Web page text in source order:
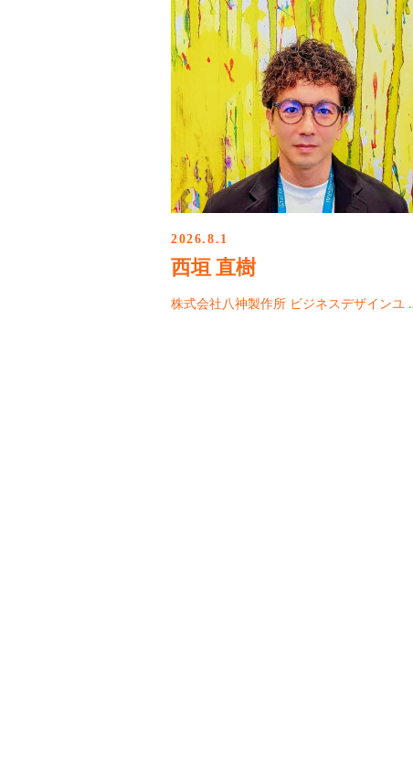
2026.8.1
西垣 直樹
株式会社八神製作所 ビジネスデザインユ